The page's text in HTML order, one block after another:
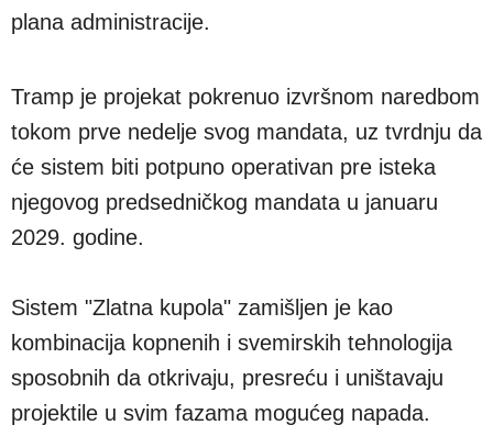
plana administracije.
Tramp je projekat pokrenuo izvršnom naredbom
tokom prve nedelje svog mandata, uz tvrdnju da
će sistem biti potpuno operativan pre isteka
njegovog predsedničkog mandata u januaru
2029. godine.
Sistem "Zlatna kupola" zamišljen je kao
kombinacija kopnenih i svemirskih tehnologija
sposobnih da otkrivaju, presreću i uništavaju
projektile u svim fazama mogućeg napada.